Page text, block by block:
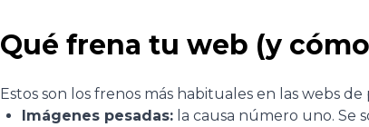
Qué frena tu web (y
Estos son los frenos más habituales en las webs
Imágenes pesadas: la causa número uno. Se